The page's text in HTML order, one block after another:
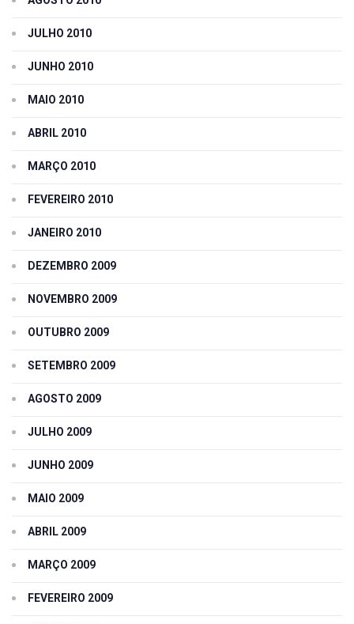
JULHO 2010
JUNHO 2010
MAIO 2010
ABRIL 2010
MARÇO 2010
FEVEREIRO 2010
JANEIRO 2010
DEZEMBRO 2009
NOVEMBRO 2009
OUTUBRO 2009
SETEMBRO 2009
AGOSTO 2009
JULHO 2009
JUNHO 2009
MAIO 2009
ABRIL 2009
MARÇO 2009
FEVEREIRO 2009